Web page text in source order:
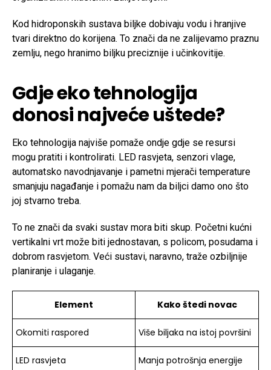
Kod hidroponskih sustava biljke dobivaju vodu i hranjive
tvari direktno do korijena. To znači da ne zalijevamo praznu
zemlju, nego hranimo biljku preciznije i učinkovitije.
Gdje eko tehnologija
donosi najveće uštede?
Eko tehnologija najviše pomaže ondje gdje se resursi
mogu pratiti i kontrolirati. LED rasvjeta, senzori vlage,
automatsko navodnjavanje i pametni mjerači temperature
smanjuju nagađanje i pomažu nam da biljci damo ono što
joj stvarno treba.
To ne znači da svaki sustav mora biti skup. Početni kućni
vertikalni vrt može biti jednostavan, s policom, posudama i
dobrom rasvjetom. Veći sustavi, naravno, traže ozbiljnije
planiranje i ulaganje.
Element Kako štedi novac
Okomiti raspored Više biljaka na istoj površini
LED rasvjeta Manja potrošnja energije